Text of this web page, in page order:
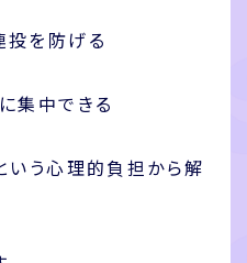
投を防げる
集中できる
いう心理的負担から解